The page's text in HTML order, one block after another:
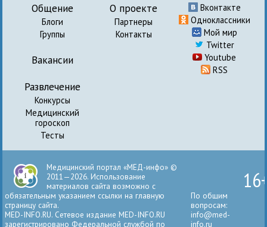
Общение
Блоги
Группы
Вакансии
Развлечение
Конкурсы
Медицинский
гороскоп
Тесты
О проекте
Партнеры
Контакты
Вконтакте
Одноклассники
Мой мир
Twitter
Youtube
RSS
Медицинский портал «МЕД-инфо» ©
2011—2026. Использование
материалов сайта возможно с
обязательным указанием ссылки на главную
страницу сайта.
MED-INFO.RU. Сетевое издание MED-INFO.RU
зарегистрировано Федеральной службой по
По общим
вопросам:
info@med-
info.ru